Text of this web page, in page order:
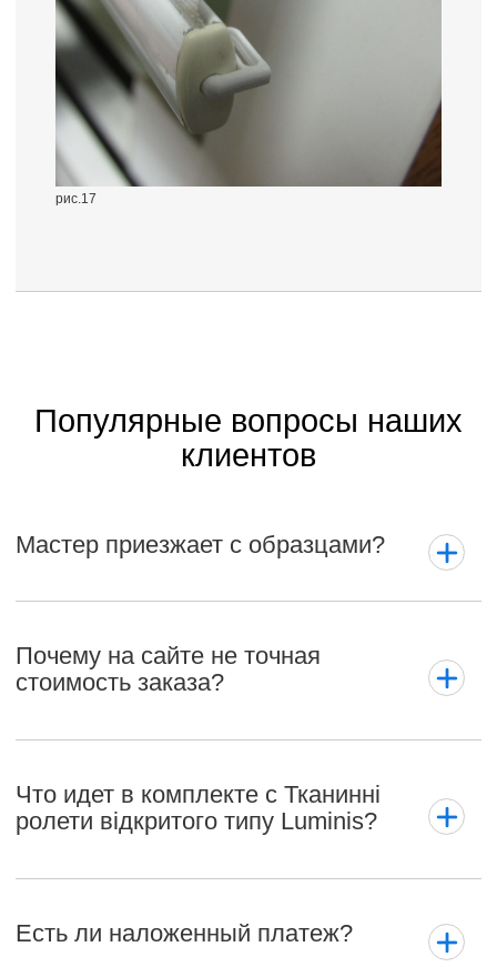
рис.17
Популярные вопросы наших
клиентов
Мастер приезжает с образцами?
Почему на сайте не точная
стоимость заказа?
Что идет в комплекте с Тканинні
ролети відкритого типу Luminis?
Есть ли наложенный платеж?